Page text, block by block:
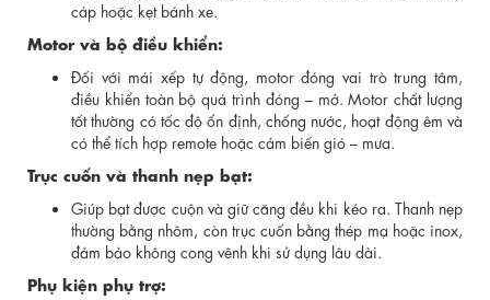
cáp hoặc kẹt bánh xe.
Motor và bộ điều khiển:
Đối với mái xếp tự động, motor đóng vai trò trung tâm,
điều khiển toàn bộ quá trình đóng – mở. Motor chất lượng
tốt thường có tốc độ ổn định, chống nước, hoạt động êm và
có thể tích hợp remote hoặc cảm biến gió – mưa.
Trục cuốn và thanh nẹp bạt:
Giúp bạt được cuộn và giữ căng đều khi kéo ra. Thanh nẹp
thường bằng nhôm, còn trục cuốn bằng thép mạ hoặc inox,
đảm bảo không cong vênh khi sử dụng lâu dài.
Phụ kiện phụ trợ: